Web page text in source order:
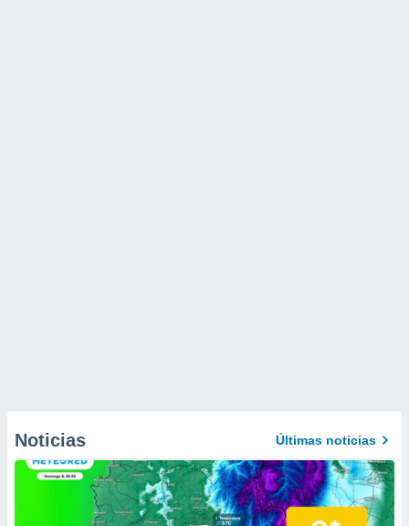
Noticias Últimas noticias